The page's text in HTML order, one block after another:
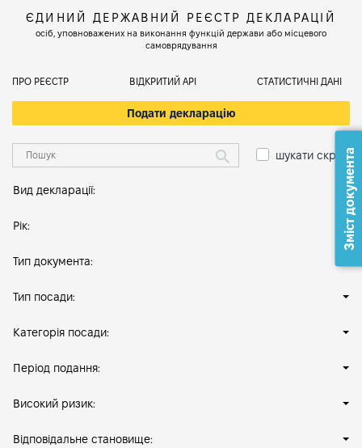
ЄДИНИЙ ДЕРЖАВНИЙ РЕЄСТР ДЕКЛАРАЦІЙ
осіб, уповноважених на виконання функцій держави або місцевого
самоврядування
ПРО РЕЄСТР ВІДКРИТИЙ АРІ СТАТИСТИЧНІ ДАНІ
Подати декларацію
шукати скрізь
Вид декларації:
Рік:
Тип документа:
Тип посади:
Категорія посади:
Період подання:
Високий ризик:
Відповідальне становище:
Зміст документа